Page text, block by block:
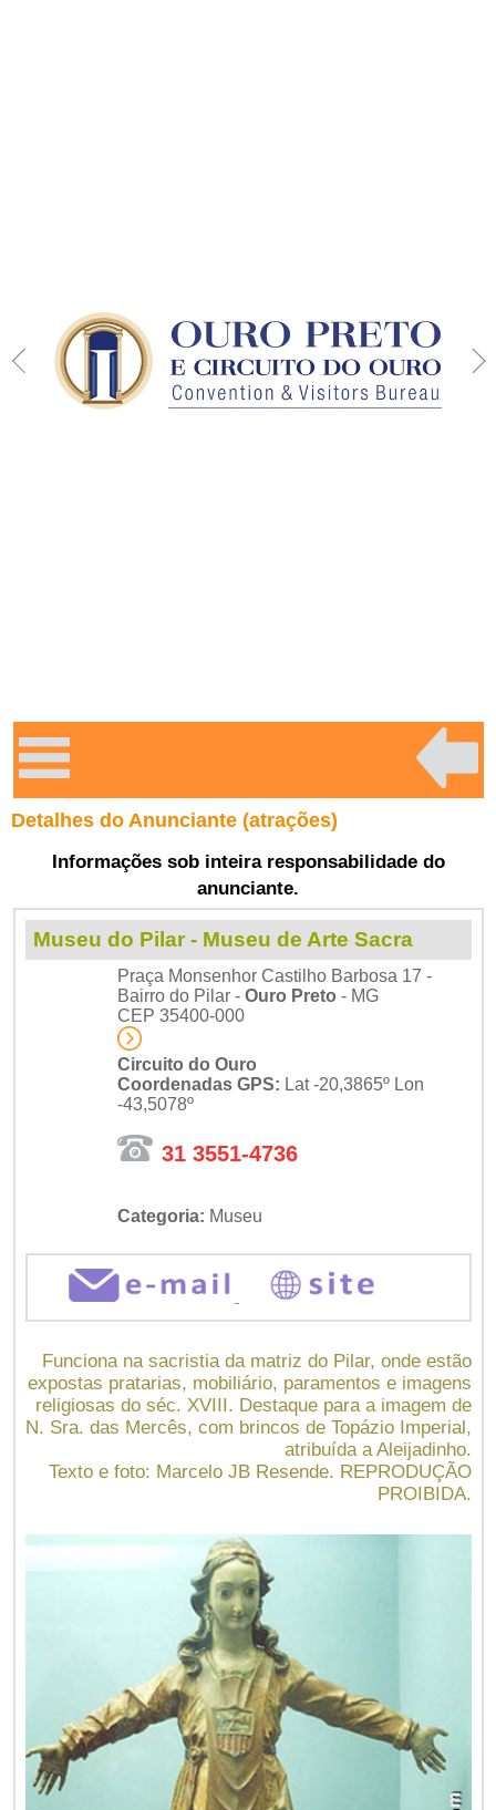
Detalhes do Anunciante (atrações)
Informações sob inteira responsabilidade do
anunciante.
Museu do Pilar - Museu de Arte Sacra
Praça Monsenhor Castilho Barbosa 17 -
Bairro do Pilar - Ouro Preto - MG
CEP 35400-000
Circuito do Ouro
Coordenadas GPS: Lat -20,3865º Lon
-43,5078º
31 3551-4736
Categoria: Museu
Funciona na sacristia da matriz do Pilar, onde estão
expostas pratarias, mobiliário, paramentos e imagens
religiosas do séc. XVIII. Destaque para a imagem de
N. Sra. das Mercês, com brincos de Topázio Imperial,
atribuída a Aleijadinho.
Texto e foto: Marcelo JB Resende. REPRODUÇÃO
PROIBIDA.